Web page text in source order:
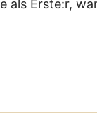
als Erste:r,